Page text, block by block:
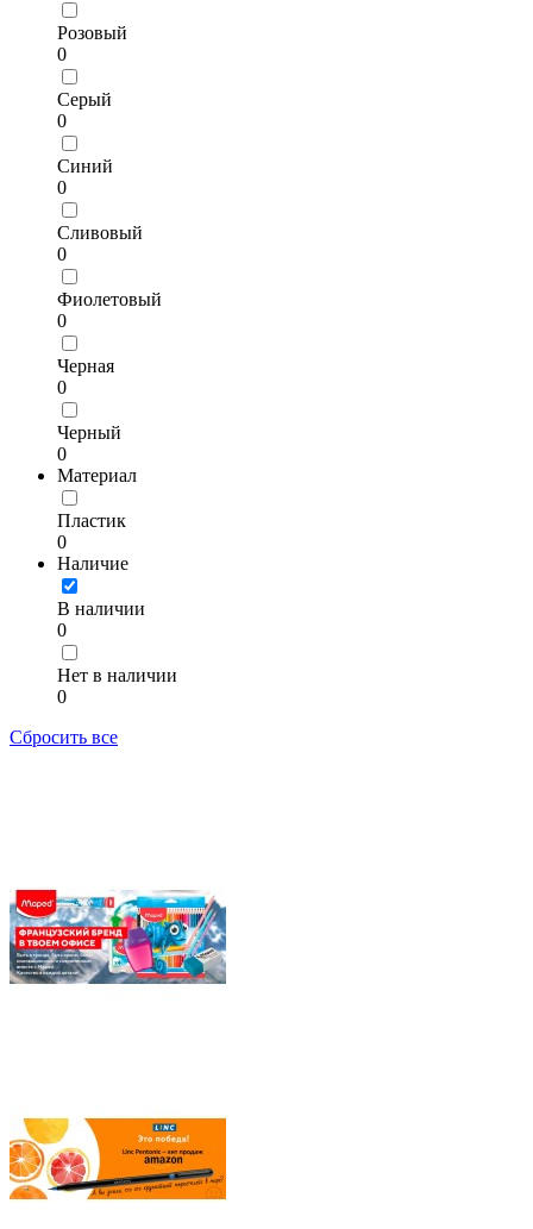
Розовый
0
Серый
0
Синий
0
Сливовый
0
Фиолетовый
0
Черная
0
Черный
0
Материал
Пластик
0
Наличие
В наличии
0
Нет в наличии
0
Сбросить все